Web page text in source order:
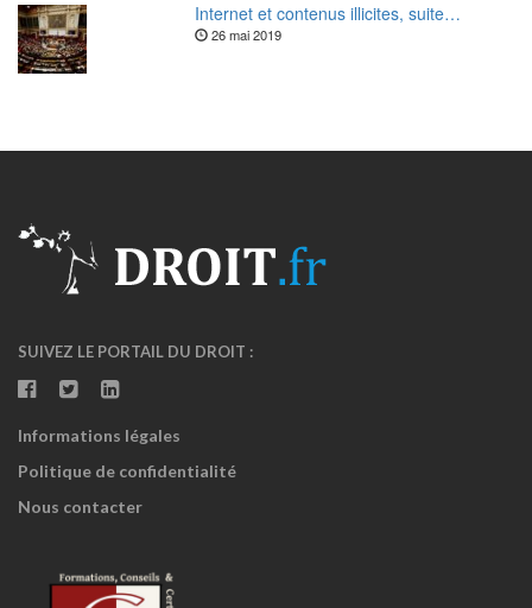
Internet et contenus illicites, suite…
26 mai 2019
SUIVEZ LE PORTAIL DU DROIT :
Informations légales
Politique de confidentialité
Nous contacter